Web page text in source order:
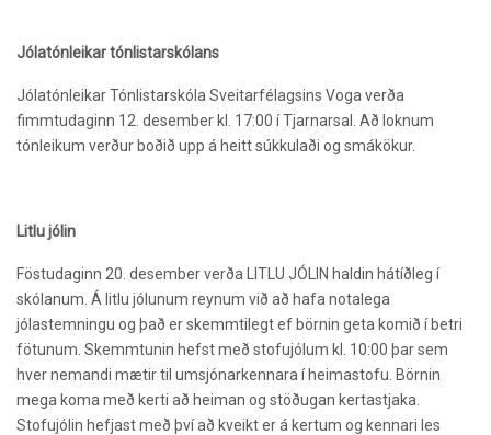
Jólatónleikar tónlistarskólans
Jólatónleikar Tónlistarskóla Sveitarfélagsins Voga verða
fimmtudaginn 12. desember kl. 17:00 í Tjarnarsal. Að loknum
tónleikum verður boðið upp á heitt súkkulaði og smákökur.
Litlu jólin
Föstudaginn 20. desember verða LITLU JÓLIN haldin hátíðleg í
skólanum. Á litlu jólunum reynum við að hafa notalega
jólastemningu og það er skemmtilegt ef börnin geta komið í betri
fötunum. Skemmtunin hefst með stofujólum kl. 10:00 þar sem
hver nemandi mætir til umsjónarkennara í heimastofu. Börnin
mega koma með kerti að heiman og stöðugan kertastjaka.
Stofujólin hefjast með því að kveikt er á kertum og kennari les